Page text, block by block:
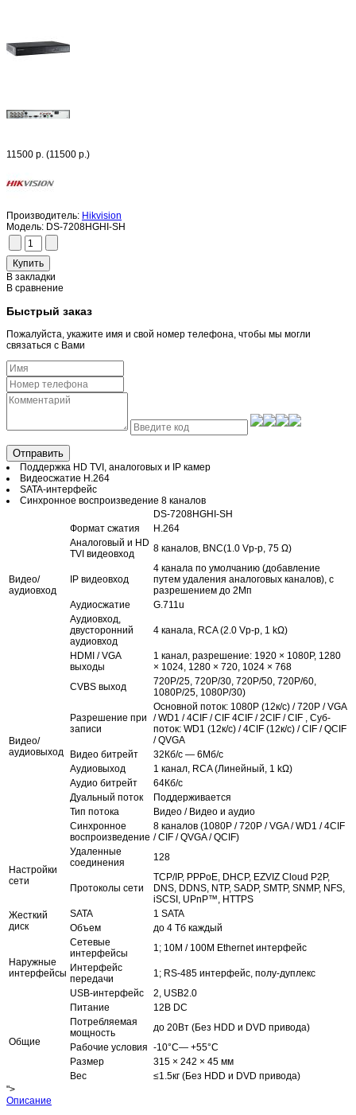
11500 р. (11500 р.)
Производитель: Hikvision
Модель: DS-7208HGHI-SH
В закладки
В сравнение
Быстрый заказ
Пожалуйста, укажите имя и свой номер телефона, чтобы мы могли
связаться с Вами
Отправить
Поддержка HD TVI, аналоговых и IP камер
Видеосжатие Н.264
SATA-интерфейс
Синхронное воспроизведение 8 каналов
DS-7208HGHI-SH
Видео/
аудиовход
Формат сжатия
H.264
Аналоговый и HD
TVI видеовход
8 каналов, BNC(1.0 Vp-p, 75 Ω)
IP видеовход
4 канала по умолчанию (добавление
путем удаления аналоговых каналов), с
разрешением до 2Мп
Аудиосжатие
G.711u
Аудиовход,
двусторонний
аудиовход
4 канала, RCA (2.0 Vp-p, 1 kΩ)
Видео/
аудиовыход
HDMI / VGA
выходы
1 канал, разрешение: 1920 × 1080P, 1280
× 1024, 1280 × 720, 1024 × 768
CVBS выход
720P/25, 720P/30, 720P/50, 720P/60,
1080P/25, 1080P/30)
Разрешение при
записи
Основной поток: 1080P (12к/с) / 720P / VGA
/ WD1 / 4CIF / CIF 4CIF / 2CIF / CIF , Суб-
поток: WD1 (12к/с) / 4CIF (12к/с) / CIF / QCIF
/ QVGA
Видео битрейт
32Кб/с — 6Мб/с
Аудиовыход
1 канал, RCA (Линейный, 1 kΩ)
Аудио битрейт
64Кб/с
Дуальный поток
Поддерживается
Тип потока
Видео / Видео и аудио
Синхронное
воспроизведение
8 каналов (1080P / 720P / VGA / WD1 / 4CIF
/ CIF / QVGA / QCIF)
Настройки
сети
Удаленные
соединения
128
Протоколы сети
TCP/IP, PPPoE, DHCP, EZVIZ Cloud P2P,
DNS, DDNS, NTP, SADP, SMTP, SNMP, NFS,
iSCSI, UPnP™, HTTPS
Жесткий
диск
SATA
1 SATA
Объем
до 4 Тб каждый
Наружные
интерфейсы
Сетевые
интерфейсы
1; 10M / 100M Ethernet интерфейс
Интерфейс
передачи
1; RS-485 интерфейс, полу-дуплекс
USB-интерфейс
2, USB2.0
Общие
Питание
12В DC
Потребляемая
мощность
до 20Вт (Без HDD и DVD привода)
Рабочие условия -10°C— +55°C
Размер
315 × 242 × 45 мм
Вес
≤1.5кг (Без HDD и DVD привода)
">
Описание